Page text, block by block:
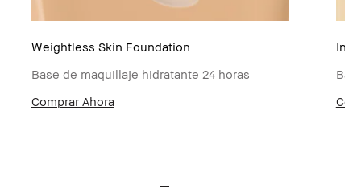
Weightless Skin Foundation​
Base de maquillaje hidratante 24 horas
Comprar Ahora